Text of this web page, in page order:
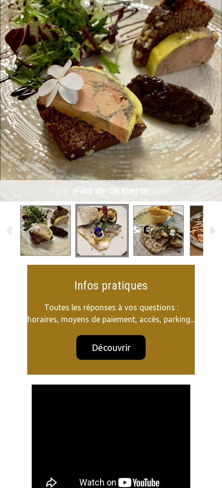
Foie gras de canard maison
Filet de St Pierre
Infos pratiques
Toutes les réponses à vos questions :
horaires, moyens de paiement, accès, parking...
Découvrir